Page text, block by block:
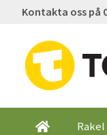
Kontakta oss på
Rakel